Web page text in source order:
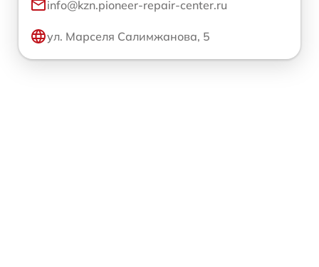
info@kzn.pioneer-repair-center.ru
ул. Марселя Салимжанова, 5